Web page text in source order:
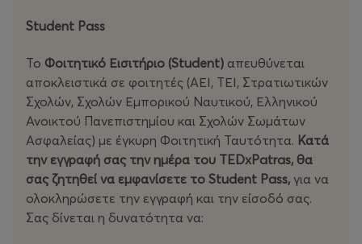
Student Pass
Το Φοιτητικό Εισιτήριο (Student) απευθύνεται
αποκλειστικά σε φοιτητές (ΑΕΙ, ΤΕΙ, Στρατιωτικών
Σχολών, Σχολών Εμπορικού Ναυτικού, Ελληνικού
Ανοικτού Πανεπιστημίου και Σχολών Σωμάτων
Ασφαλείας) με έγκυρη Φοιτητική Ταυτότητα. Κατά
την εγγραφή σας την ημέρα του TEDxPatras, θα
σας ζητηθεί να εμφανίσετε το Student Pass, για να
ολοκληρώσετε την εγγραφή και την είσοδό σας.
Σας δίνεται η δυνατότητα να: